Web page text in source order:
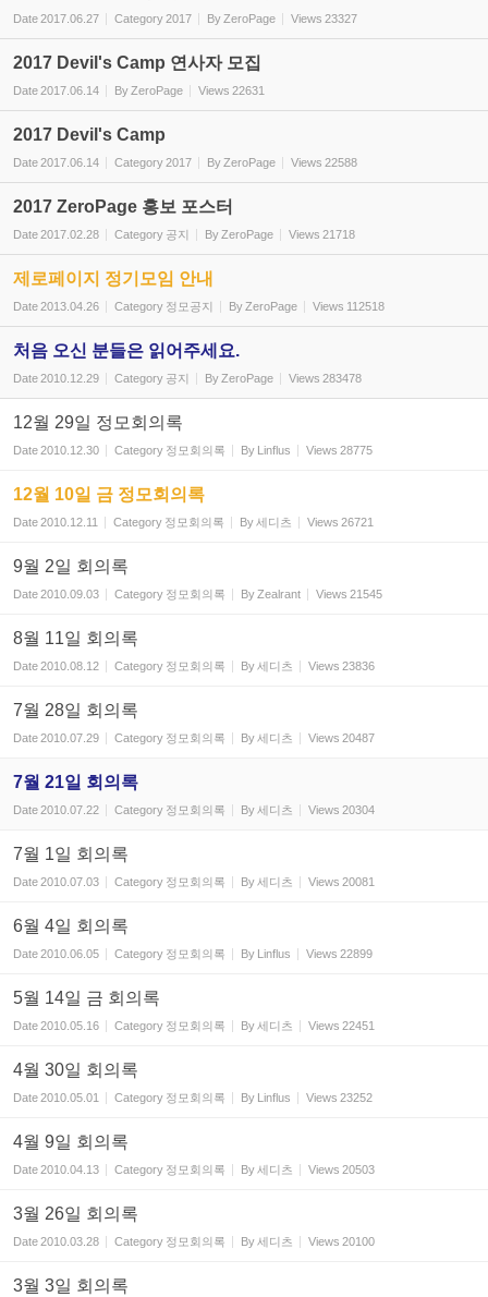
Date2017.06.27 Category2017 By ZeroPage Views 23327
2017 Devil's Camp 연사자 모집
Date2017.06.14 By ZeroPage Views 22631
2017 Devil's Camp
Date2017.06.14 Category2017 By ZeroPage Views 22588
2017 ZeroPage 홍보 포스터
Date2017.02.28 Category 공지 By ZeroPage Views 21718
제로페이지 정기모임 안내
Date2013.04.26 Category 정모공지 By ZeroPage Views 112518
처음 오신 분들은 읽어주세요.
Date2010.12.29 Category 공지 By ZeroPage Views 283478
12월 29일 정모회의록
Date2010.12.30 Category 정모회의록 By Linflus Views 28775
12월 10일 금 정모회의록
Date2010.12.11 Category 정모회의록 By세디츠 Views 26721
9월 2일 회의록
Date2010.09.03 Category 정모회의록 By Zealrant Views 21545
8월 11일 회의록
Date2010.08.12 Category 정모회의록 By세디츠 Views 23836
7월 28일 회의록
Date2010.07.29 Category 정모회의록 By세디츠 Views 20487
7월 21일 회의록
Date2010.07.22 Category 정모회의록 By세디츠 Views 20304
7월 1일 회의록
Date2010.07.03 Category 정모회의록 By세디츠 Views 20081
6월 4일 회의록
Date2010.06.05 Category 정모회의록 By Linflus Views 22899
5월 14일 금 회의록
Date2010.05.16 Category 정모회의록 By세디츠 Views 22451
4월 30일 회의록
Date2010.05.01 Category 정모회의록 By Linflus Views 23252
4월 9일 회의록
Date2010.04.13 Category 정모회의록 By세디츠 Views 20503
3월 26일 회의록
Date2010.03.28 Category 정모회의록 By세디츠 Views 20100
3월 3일 회의록